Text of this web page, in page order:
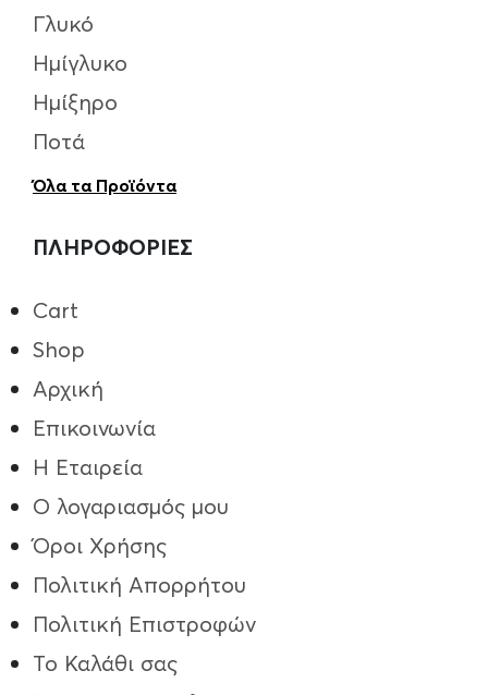
Γλυκό
Ημίγλυκο
Ημίξηρο
Ποτά
Όλα τα Προϊόντα
ΠΛΗΡΟΦΟΡΙΕΣ
Cart
Shop
Αρχική
Επικοινωνία
Η Εταιρεία
Ο λογαριασμός μου
Όροι Χρήσης
Πολιτική Απορρήτου
Πολιτική Επιστροφών
Το Καλάθι σας